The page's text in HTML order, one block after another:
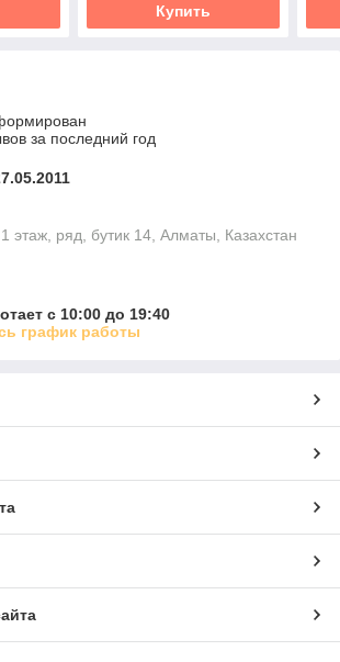
Купить
за последний год
этаж, ряд, бутик 14, Алматы, Казахстан
с 10:00 до 19:40
график работы